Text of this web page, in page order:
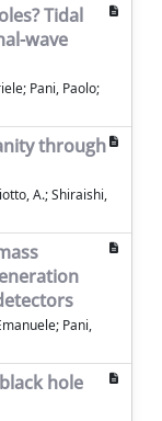
Tidal
wave
Pani, Paolo;
through
A.; Shiraishi,
Pani,
hole